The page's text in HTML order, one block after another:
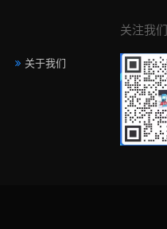
关于我们
关注我们